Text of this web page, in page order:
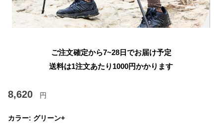
ご注文確定から7~28日でお届け予定
送料は1注文あたり 1000円かかります
8,620 円
カラー: グリーン+